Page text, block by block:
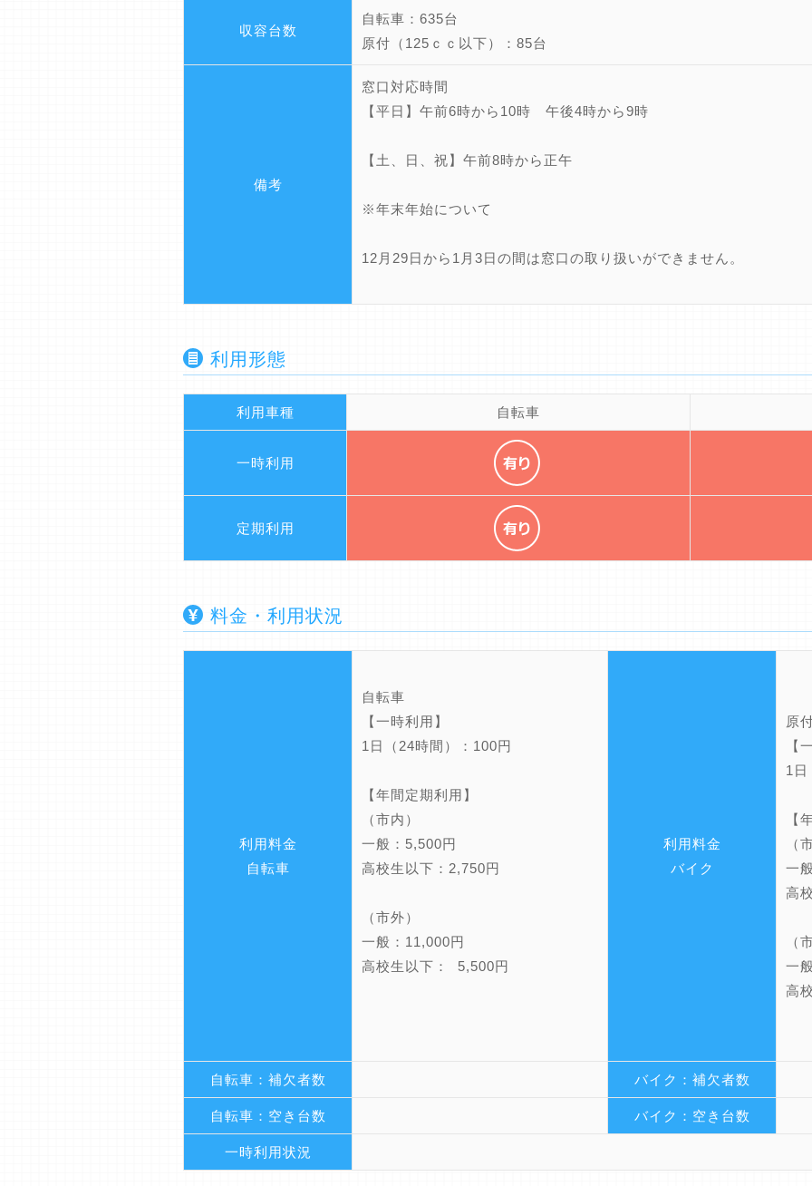
収容台数
自転車：635台
原付（125ｃｃ以下）：85台
備考
窓口対応時間
【平日】午前6時から10時 午後4時から9時
【土、日、祝】午前8時から正午
※年末年始について
12月29日から1月3日の間は窓口の取り扱いができません。
利用形態
利用車種 自転車
一時利用
定期利用
料金・利用状況
利用料金
自転車
自転車
【一時利用】
1日（24時間）：100円
【年間定期利用】
（市内）
一般：5,500円
高校生以下：2,750円
（市外）
一般：11,000円
高校生以下： 5,500円
利用料金
バイク
原
【
1日
【
（
一
高
（
一
高
自転車：補欠者数 バイク：補欠者数
自転車：空き台数 バイク：空き台数
一時利用状況